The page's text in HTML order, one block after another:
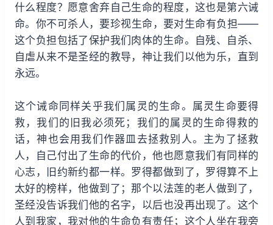
什么程度？愿意舍弃自己生命的程度，这也是第六诫
命。你不可杀人，要珍视生命，要对生命有负担——
这个负担包括了保护我们肉体的生命。自残、自杀、
自虐从来不是圣经的教导，神让我们以他为乐，直到
永远。
这个诫命同样关乎我们属灵的生命。属灵生命要得
救，我们的旧我必须死；我们的属灵的生命得救的
话，神也会用我们作器皿去拯救别人。主为了拯救
人，自己付出了生命的代价，他也愿意我们有同样的
心志，旧约新约都一样。罗得都做到了，罗得算不上
太好的榜样，他做到了；那个以法莲的老人做到了，
圣经没告诉我们他的名字，以后也没再出现了。这个
人到我家，我对他的生命负有责任；这个人坐在我旁